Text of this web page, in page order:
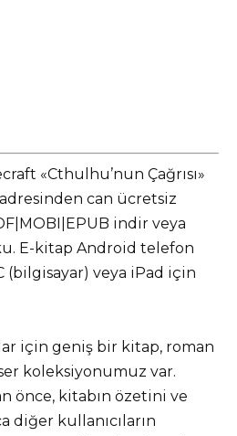
«Cthulhu’nun Çağrısı»
can ücretsiz
indir veya
E-kitap Android telefon
(bilgisayar) veya iPad için
için geniş bir kitap, roman
koleksiyonumuz var.
önce, kitabın özetini ve
diğer kullanıcıların